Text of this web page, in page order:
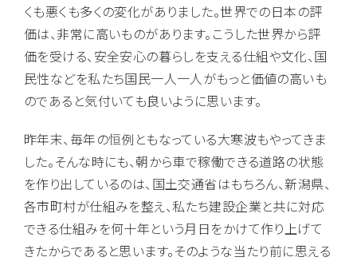
くも悪くも多くの変化がありました。世界での日本の評
価は、非常に高いものがあります。こうした世界から評
価を受ける、安全安心の暮らしを支える仕組や文化、国
民性などを私たち国民一人一人がもっと価値の高いも
のであると気付いても良いように思います。
昨年末、毎年の恒例ともなっている大寒波もやってきま
した。そんな時にも、朝から車で稼働できる道路の状態
を作り出しているのは、国土交通省はもちろん、新潟県、
各市町村が仕組みを整え、私たち建設企業と共に対応
できる仕組みを何十年という月日をかけて作り上げて
きたからであると思います。そのような当たり前に思える